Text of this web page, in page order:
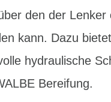
den der Lenker
kann. Dazu
hydraulische
Bereifung.